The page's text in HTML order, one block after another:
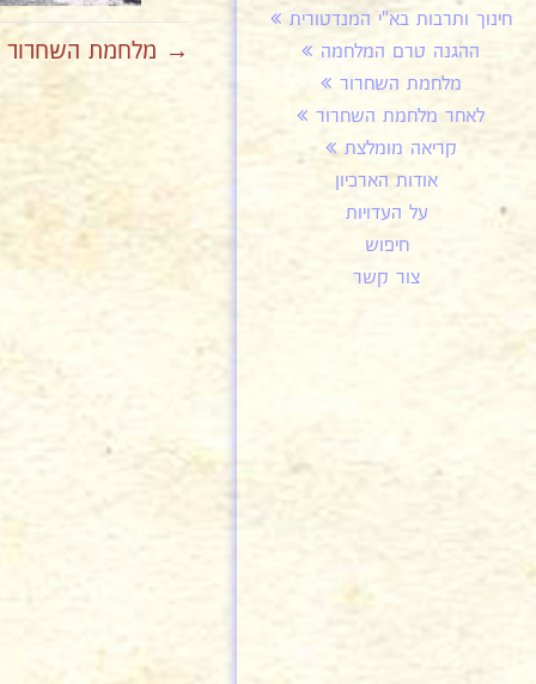
חינוך ותרבות בא"י המנדטורית
ההגנה טרם המלחמה
מלחמת השחרור
לאחר מלחמת השחרור
קריאה מומלצת
אודות הארכיון
על העדויות
חיפוש
צור קשר
→ מלחמת השחרור